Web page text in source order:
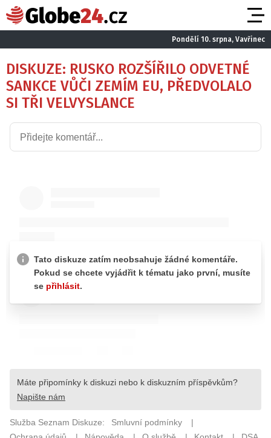
Pondělí 10. srpna, Vavřinec
DISKUZE: RUSKO ROZŠÍŘILO ODVETNÉ
SANKCE VŮČI ZEMÍM EU, PŘEDVOLALO
SI TŘI VELVYSLANCE